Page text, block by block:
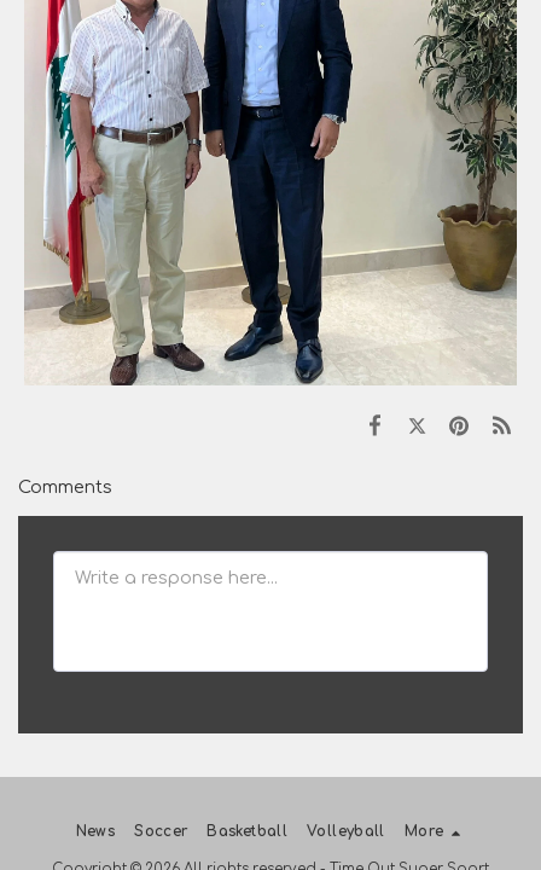
Comments
News Soccer Basketball Volleyball More